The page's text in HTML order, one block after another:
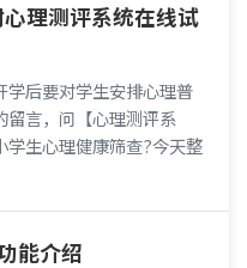
理测评系统在线试
后要对学生安排心理普
留言，问【心理测评系
学生心理健康筛查?今天整
能介绍